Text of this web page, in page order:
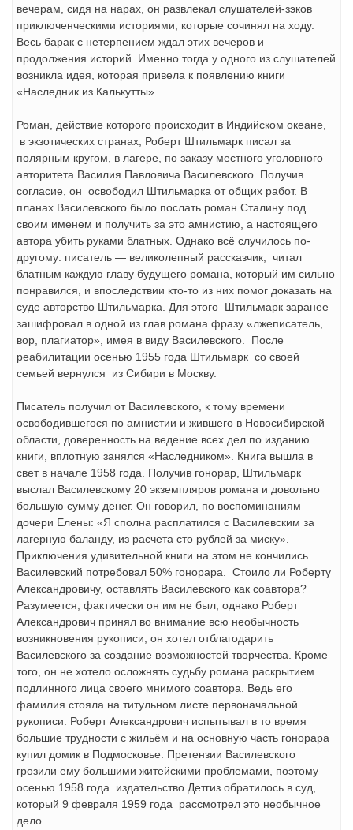
вечерам, сидя на нарах, он развлекал слушателей-зэков
приключенческими историями, которые сочинял на ходу.
Весь барак с нетерпением ждал этих вечеров и
продолжения историй. Именно тогда у одного из слушателей
возникла идея, которая привела к появлению книги
«Наследник из Калькутты».
Роман, действие которого происходит в Индийском океане,
в экзотических странах, Роберт Штильмарк писал за
полярным кругом, в лагере, по заказу местного уголовного
авторитета Василия Павловича Василевского. Получив
согласие, он освободил Штильмарка от общих работ. В
планах Василевского было послать роман Сталину под
своим именем и получить за это амнистию, а настоящего
автора убить руками блатных. Однако всё случилось по-
другому: писатель — великолепный рассказчик, читал
блатным каждую главу будущего романа, который им сильно
понравился, и впоследствии кто-то из них помог доказать на
суде авторство Штильмарка. Для этого Штильмарк заранее
зашифровал в одной из глав романа фразу «лжеписатель,
вор, плагиатор», имея в виду Василевского. После
реабилитации осенью 1955 года Штильмарк со своей
семьей вернулся из Сибири в Москву.
Писатель получил от Василевского, к тому времени
освободившегося по амнистии и жившего в Новосибирской
области, доверенность на ведение всех дел по изданию
книги, вплотную занялся «Наследником». Книга вышла в
свет в начале 1958 года. Получив гонорар, Штильмарк
выслал Василевскому 20 экземпляров романа и довольно
большую сумму денег. Он говорил, по воспоминаниям
дочери Елены: «Я сполна расплатился с Василевским за
лагерную баланду, из расчета сто рублей за миску».
Приключения удивительной книги на этом не кончились.
Василевский потребовал 50% гонорара. Стоило ли Роберту
Александровичу, оставлять Василевского как соавтора?
Разумеется, фактически он им не был, однако Роберт
Александрович принял во внимание всю необычность
возникновения рукописи, он хотел отблагодарить
Василевского за создание возможностей творчества. Кроме
того, он не хотело осложнять судьбу романа раскрытием
подлинного лица своего мнимого соавтора. Ведь его
фамилия стояла на титульном листе первоначальной
рукописи. Роберт Александрович испытывал в то время
большие трудности с жильём и на основную часть гонорара
купил домик в Подмосковье. Претензии Василевского
грозили ему большими житейскими проблемами, поэтому
осенью 1958 года издательство Детгиз обратилось в суд,
который 9 февраля 1959 года рассмотрел это необычное
дело.